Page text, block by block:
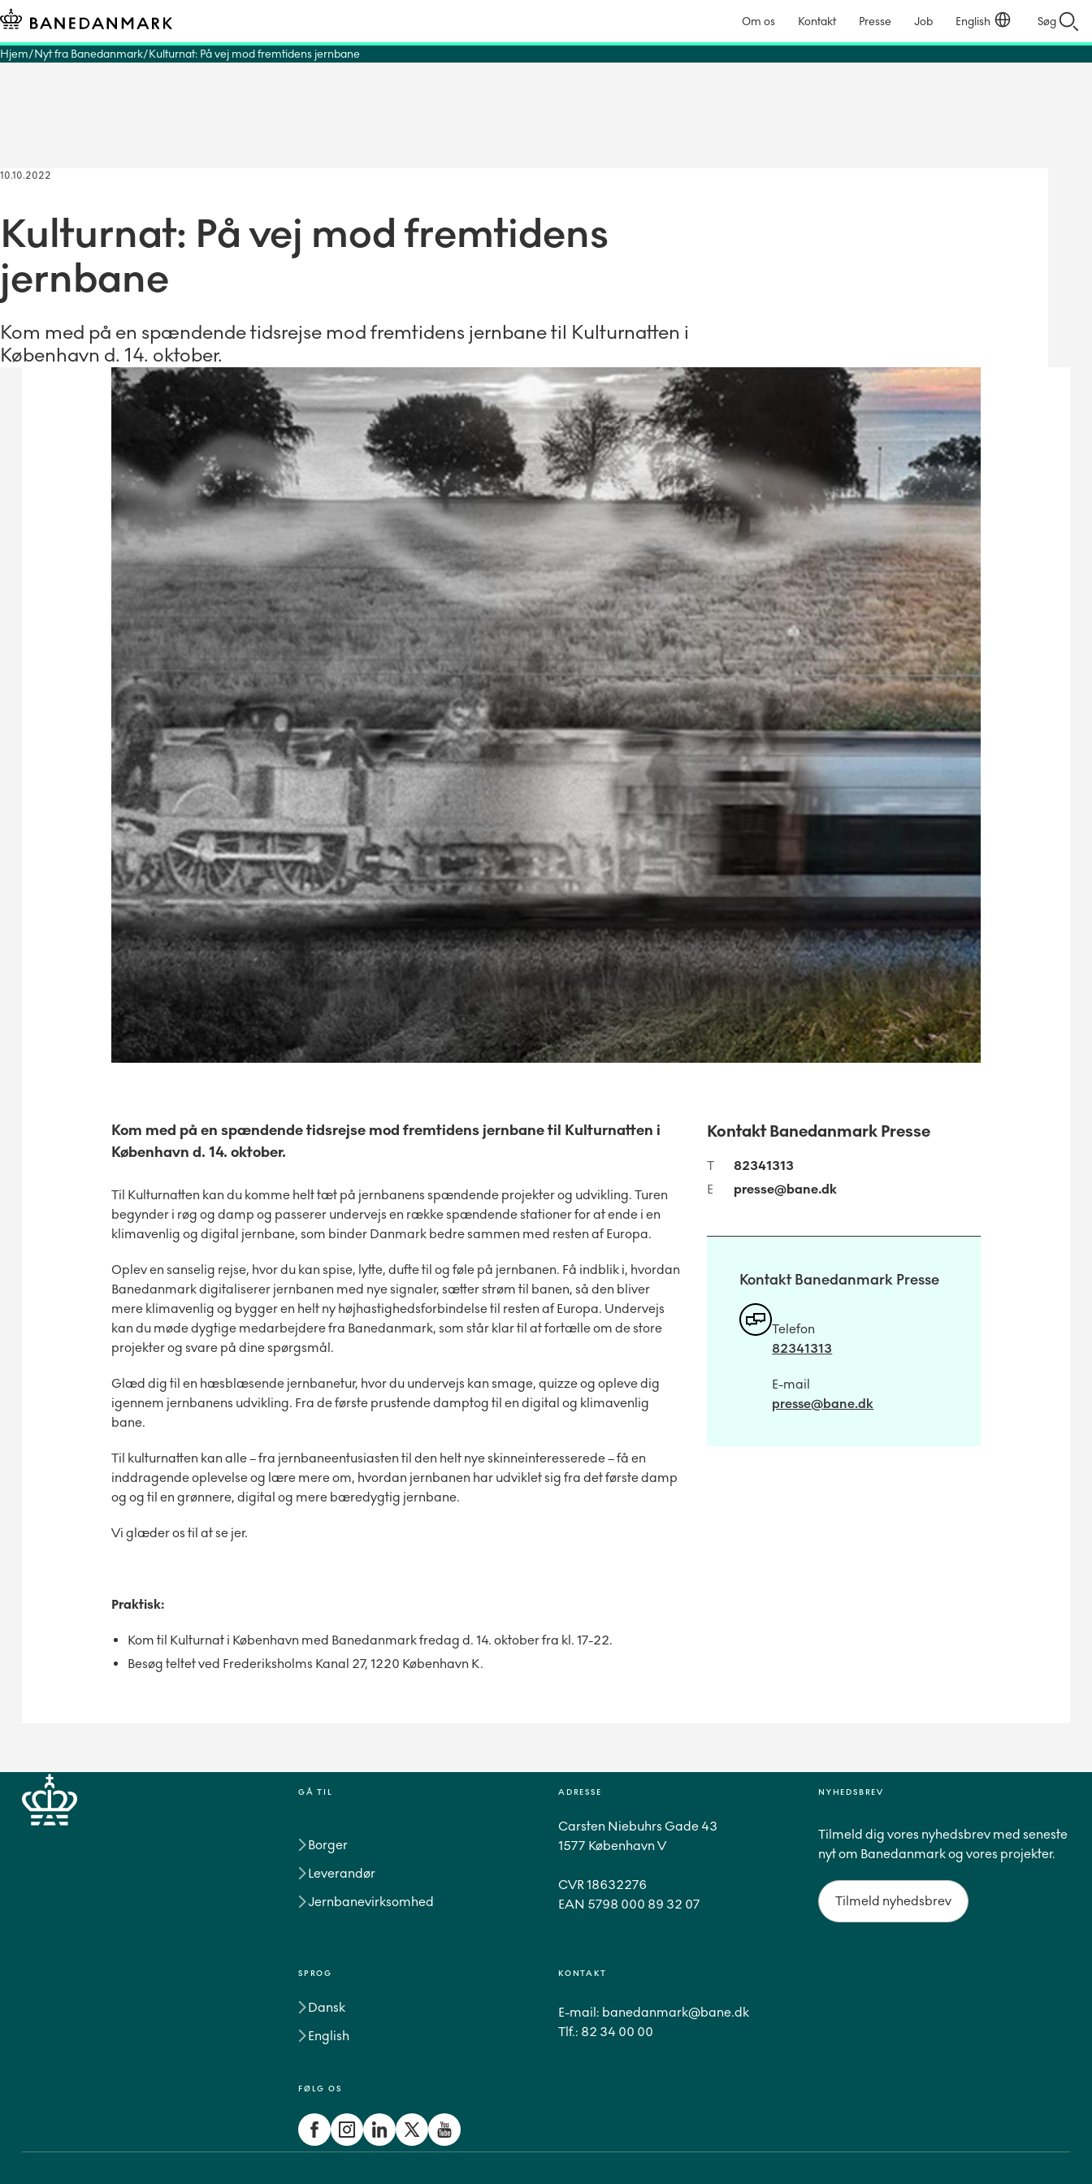
Om os Kontakt Presse Job English Søg
Hjem Nyt fra Banedanmark Kulturnat: På vej mod fremtidens jernbane
10.10.2022
Kulturnat: På vej mod fremtidens
jernbane
Kom med på en spændende tidsrejse mod fremtidens jernbane til Kulturnatten i
København d. 14. oktober.
Kom med på en spændende tidsrejse mod fremtidens jernbane til Kulturnatten i
København d. 14. oktober.
Til Kulturnatten kan du komme helt tæt på jernbanens spændende projekter og udvikling. Turen
begynder i røg og damp og passerer undervejs en række spændende stationer for at ende i en
klimavenlig og digital jernbane, som binder Danmark bedre sammen med resten af Europa.
Oplev en sanselig rejse, hvor du kan spise, lytte, dufte til og føle på jernbanen. Få indblik i, hvordan
Banedanmark digitaliserer jernbanen med nye signaler, sætter strøm til banen, så den bliver
mere klimavenlig og bygger en helt ny højhastighedsforbindelse til resten af Europa. Undervejs
kan du møde dygtige medarbejdere fra Banedanmark, som står klar til at fortælle om de store
projekter og svare på dine spørgsmål.
Glæd dig til en hæsblæsende jernbanetur, hvor du undervejs kan smage, quizze og opleve dig
igennem jernbanens udvikling. Fra de første prustende damptog til en digital og klimavenlig
bane.
Til kulturnatten kan alle – fra jernbaneentusiasten til den helt nye skinneinteresserede – få en
inddragende oplevelse og lære mere om, hvordan jernbanen har udviklet sig fra det første damp
og og til en grønnere, digital og mere bæredygtig jernbane.
Vi glæder os til at se jer.
Praktisk:
Kom til Kulturnat i København med Banedanmark fredag d. 14. oktober fra kl. 17-22.
Besøg teltet ved Frederiksholms Kanal 27, 1220 København K.
Kontakt Banedanmark Presse
T
82341313
E
presse@bane.dk
Kontakt Banedanmark Presse
Telefon
82341313
E-mail
presse@bane.dk
GÅ TIL
Borger
Leverandør
Jernbanevirksomhed
SPROG
Dansk
English
FØLG OS
ADRESSE
Carsten Niebuhrs Gade 43
1577 København V
CVR 18632276
EAN 5798 000 89 32 07
KONTAKT
E-mail: banedanmark@bane.dk
Tlf.: 82 34 00 00
NYHEDSBREV
Tilmeld dig vores nyhedsbrev med seneste
nyt om Banedanmark og vores projekter.
Tilmeld nyhedsbrev